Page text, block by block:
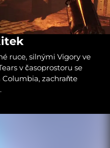
ruce, silnými Vigory ve
v časoprostoru se
zachraňte